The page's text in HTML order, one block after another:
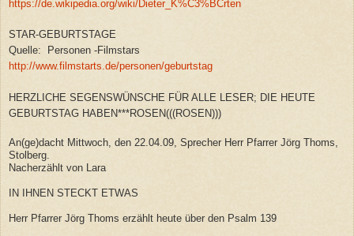
https://de.wikipedia.org/wiki/Dieter_K%C3%BCrten
STAR-GEBURTSTAGE
Quelle: Personen -Filmstars
http://www.filmstarts.de/personen/geburtstag
HERZLICHE SEGENSWÜNSCHE FÜR ALLE LESER; DIE HEUTE
GEBURTSTAG HABEN***ROSEN(((ROSEN)))
An(ge)dacht Mittwoch, den 22.04.09, Sprecher Herr Pfarrer Jörg Thoms,
Stolberg.
Nacherzählt von Lara
IN IHNEN STECKT ETWAS
Herr Pfarrer Jörg Thoms erzählt heute über den Psalm 139